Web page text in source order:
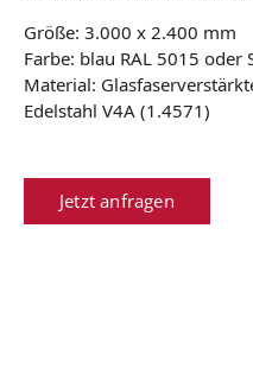
Größe: 3.000 x 2.400 mm
Farbe: blau RAL 5015 oder
Material:
Edelstahl V4A (1.4571)
Jetzt anfragen